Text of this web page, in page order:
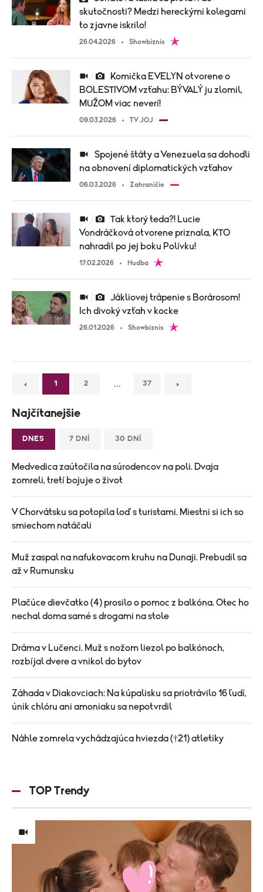
skutočnosti? Medzi hereckými kolegami
to zjavne iskrilo!
26.04.2026 Showbiznis
BOLESTIVOM vzťahu: BÝVALÝ ju zlomil,
MUŽOM viac neverí!
09.03.2026 TV JOJ
na obnovení diplomatických vzťahov
06.03.2026 Zahraničie
Vondráčková otvorene priznala, KTO
nahradil po jej boku Polívku!
17.02.2026 Hudba
Ich divoký vzťah v kocke
26.01.2026 Showbiznis
1 2 … 37
Najčítanejšie
DNES 7 DNÍ 30 DNÍ
Medvedica zaútočila na súrodencov na poli. Dvaja
zomreli, tretí bojuje o život
V Chorvátsku sa potopila loď s turistami. Miestni si ich so
smiechom natáčali
Muž zaspal na nafukovacom kruhu na Dunaji. Prebudil sa
až v Rumunsku
Plačúce dievčatko (4) prosilo o pomoc z balkóna. Otec ho
nechal doma samé s drogami na stole
Dráma v Lučenci. Muž s nožom liezol po balkónoch,
rozbíjal dvere a vnikol do bytov
Záhada v Diakovciach: Na kúpalisku sa priotrávilo 16 ľudí,
únik chlóru ani amoniaku sa nepotvrdil
Náhle zomrela vychádzajúca hviezda (†21) atletiky
TOP Trendy